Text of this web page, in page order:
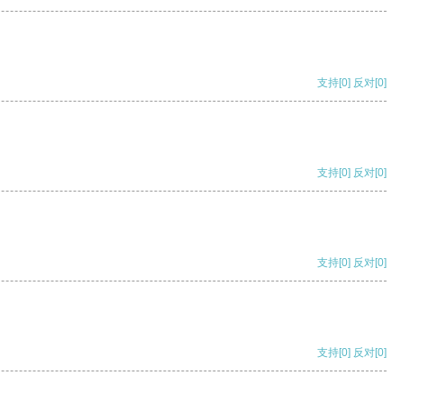
支持[0] 反对[0]
支持[0] 反对[0]
支持[0] 反对[0]
支持[0] 反对[0]